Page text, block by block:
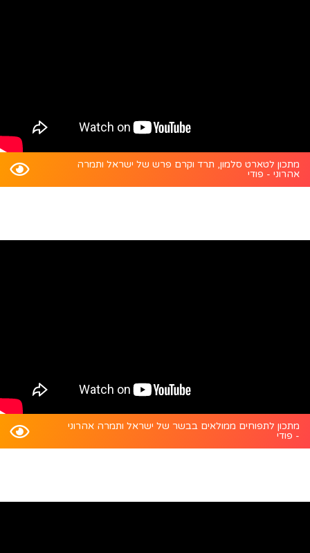
מתכון לטארט סלמון, תרד וקרם פרש של ישראל ותמרה
אהרוני - פודי
מתכון לתפוחים ממולאים בבשר של ישראל ותמרה אהרוני
- פודי